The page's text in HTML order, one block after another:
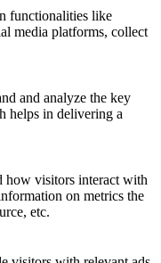
functionalities like
media platforms, collect
and analyze the key
helps in delivering a
how visitors interact with
on metrics the
etc.